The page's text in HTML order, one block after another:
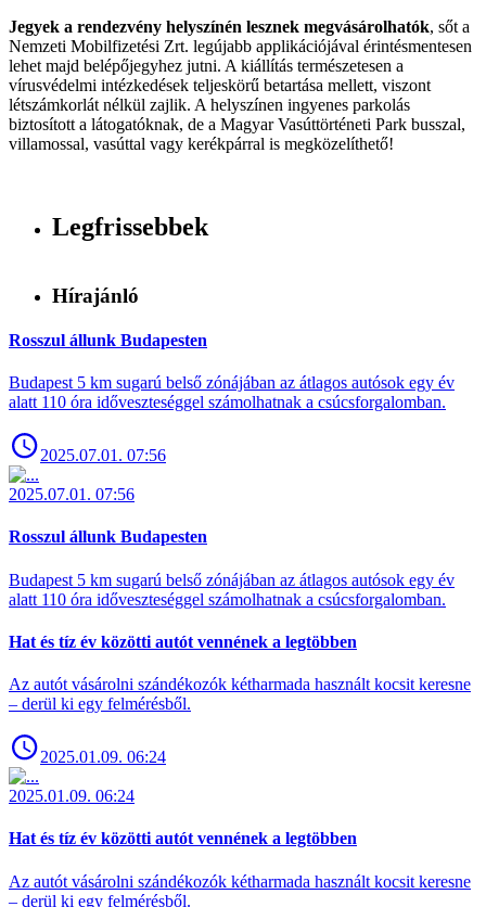
Jegyek a rendezvény helyszínén lesznek megvásárolhatók, sőt a
Nemzeti Mobilfizetési Zrt. legújabb applikációjával érintésmentesen
lehet majd belépőjegyhez jutni. A kiállítás természetesen a
vírusvédelmi intézkedések teljeskörű betartása mellett, viszont
létszámkorlát nélkül zajlik. A helyszínen ingyenes parkolás
biztosított a látogatóknak, de a Magyar Vasúttörténeti Park busszal,
villamossal, vasúttal vagy kerékpárral is megközelíthető!
Legfrissebbek
Hírajánló
Rosszul állunk Budapesten
Budapest 5 km sugarú belső zónájában az átlagos autósok egy év
alatt 110 óra időveszteséggel számolhatnak a csúcsforgalomban.
2025.07.01. 07:56
2025.07.01. 07:56
Rosszul állunk Budapesten
Budapest 5 km sugarú belső zónájában az átlagos autósok egy év
alatt 110 óra időveszteséggel számolhatnak a csúcsforgalomban.
Hat és tíz év közötti autót vennének a legtöbben
Az autót vásárolni szándékozók kétharmada használt kocsit keresne
– derül ki egy felmérésből.
2025.01.09. 06:24
2025.01.09. 06:24
Hat és tíz év közötti autót vennének a legtöbben
Az autót vásárolni szándékozók kétharmada használt kocsit keresne
– derül ki egy felmérésből.